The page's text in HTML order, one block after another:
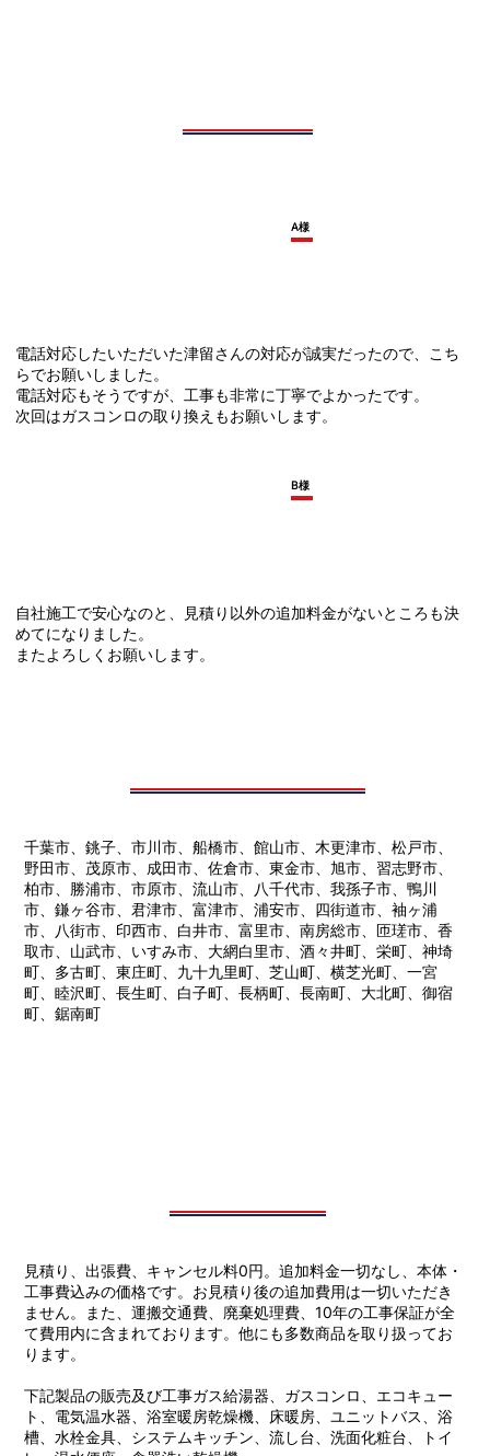
電話対応したいただいた津留さんの対応が誠実だったので、こち
らでお願いしました。
電話対応もそうですが、工事も非常に丁寧でよかったです。
次回はガスコンロの取り換えもお願いします。
A様
自社施工で安心なのと、見積り以外の追加料金がないところも決
めてになりました。
またよろしくお願いします。
B様
千葉市、銚子、市川市、船橋市、館山市、木更津市、松戸市、
野田市、茂原市、成田市、佐倉市、東金市、旭市、習志野市、
柏市、勝浦市、市原市、流山市、八千代市、我孫子市、鴨川
市、鎌ヶ谷市、君津市、富津市、浦安市、四街道市、袖ヶ浦
市、八街市、印西市、白井市、富里市、南房総市、匝瑳市、香
取市、山武市、いすみ市、大網白里市、酒々井町、栄町、神埼
町、多古町、東庄町、九十九里町、芝山町、横芝光町、一宮
町、睦沢町、長生町、白子町、長柄町、長南町、大北町、御宿
町、鋸南町
見積り、出張費、キャンセル料0円。追加料金一切なし、本体・
工事費込みの価格です。お見積り後の追加費用は一切いただき
ません。また、運搬交通費、廃棄処理費、10年の工事保証が全
て費用内に含まれております。他にも多数商品を取り扱ってお
ります。
下記製品の販売及び工事ガス給湯器、ガスコンロ、エコキュー
ト、電気温水器、浴室暖房乾燥機、床暖房、ユニットバス、浴
槽、水栓金具、システムキッチン、流し台、洗面化粧台、トイ